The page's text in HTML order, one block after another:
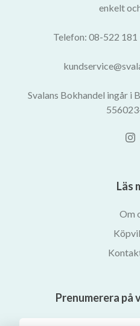
enkelt
Telefon: 08-522
Svalans Bokhandel ingår i
Läs
Om
Prenumerera